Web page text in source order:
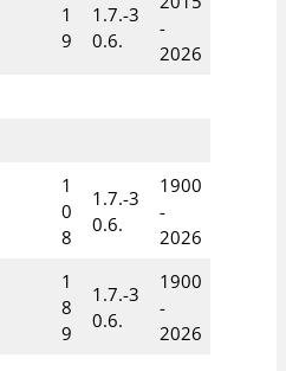
1
9
1.7.-3
0.6.
-
2026
1
0
8
1.7.-3
0.6.
1900
-
2026
1
8
9
1.7.-3
0.6.
1900
-
2026